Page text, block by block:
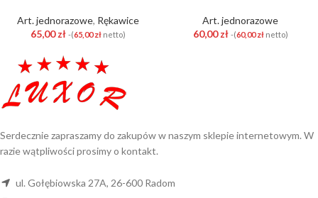
Art. jednorazowe, Rękawice
65,00zł -(65,00złnetto)
Art. jednorazowe
60,00zł -(60,00złnetto)
Serdecznie zapraszamy do zakupów w naszym sklepie internetowym. W
razie wątpliwości prosimy o kontakt.
ul. Gołębiowska 27A, 26-600 Radom